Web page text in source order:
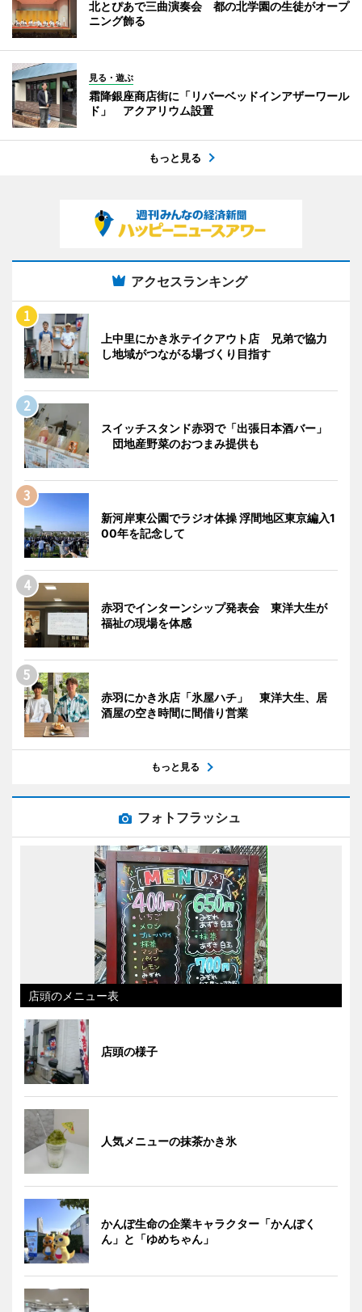
北とぴあで三曲演奏会 都の北学園の生徒がオープ
ニング飾る
見る・遊ぶ
霜降銀座商店街に「リバーベッドインアザーワール
ド」 アクアリウム設置
もっと見る
アクセスランキング
上中里にかき氷テイクアウト店 兄弟で協力
し地域がつながる場づくり目指す
スイッチスタンド赤羽で「出張日本酒バー」
団地産野菜のおつまみ提供も
新河岸東公園でラジオ体操 浮間地区東京編入1
00年を記念して
赤羽でインターンシップ発表会 東洋大生が
福祉の現場を体感
赤羽にかき氷店「氷屋ハチ」 東洋大生、居
酒屋の空き時間に間借り営業
もっと見る
フォトフラッシュ
店頭のメニュー表
店頭の様子
人気メニューの抹茶かき氷
かんぽ生命の企業キャラクター「かんぽく
ん」と「ゆめちゃん」